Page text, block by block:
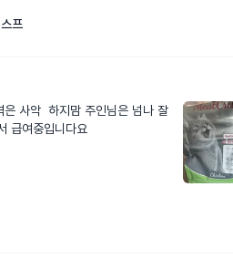
프
사악  하지맘 주인님은 넘나 잘
급여중입니다요